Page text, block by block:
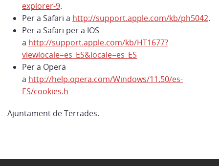
explorer-9.
Per a Safari a http://support.apple.com/kb/ph5042.
Per a Safari per a IOS
a http://support.apple.com/kb/HT1677?
viewlocale=es_ES&locale=es_ES
Per a Opera
a http://help.opera.com/Windows/11.50/es-
ES/cookies.h
Ajuntament de Terrades.